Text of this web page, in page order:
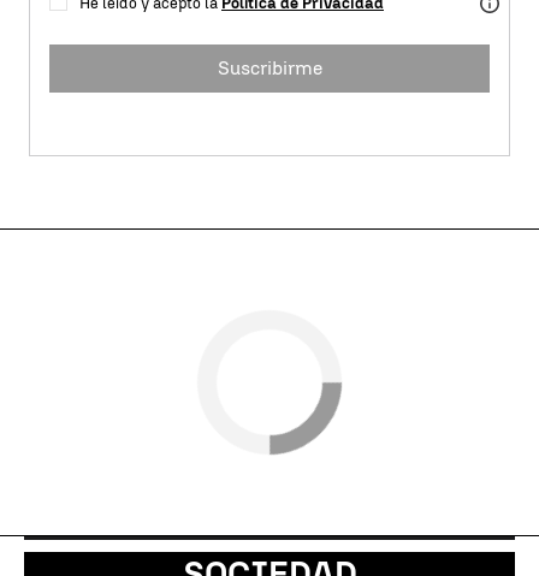
Suscribirme